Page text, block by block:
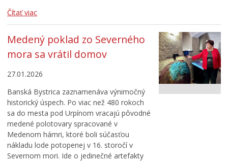
Čítať viac
Medený poklad zo Severného
mora sa vrátil domov
27.01.2026
Banská Bystrica zaznamenáva výnimočný
historický úspech. Po viac než 480 rokoch
sa do mesta pod Urpínom vracajú pôvodné
medené polotovary spracované v
Medenom hámri, ktoré boli súčasťou
nákladu lode potopenej v 16. storočí v
Severnom mori. Ide o jedinečné artefakty